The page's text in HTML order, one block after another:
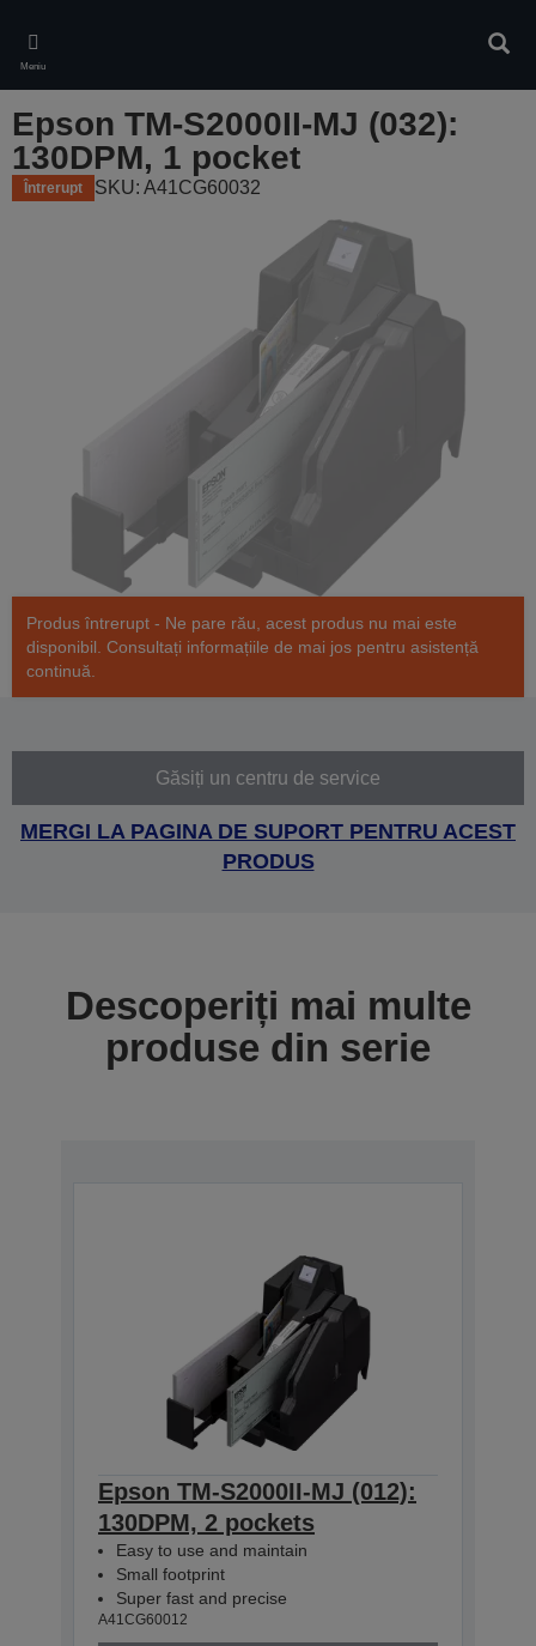
main
content
Meniu
Epson TM-S2000II-MJ (032):
130DPM, 1 pocket
Întrerupt SKU: A41CG60032
Produs întrerupt - Ne pare rău, acest produs nu mai este
disponibil. Consultați informațiile de mai jos pentru asistență
continuă.
Găsiți un centru de service
MERGI LA PAGINA DE SUPORT PENTRU ACEST
PRODUS
Descoperiți mai multe
produse din serie
Epson TM-S2000II-MJ (012):
130DPM, 2 pockets
Easy to use and maintain
Small footprint
Super fast and precise
A41CG60012